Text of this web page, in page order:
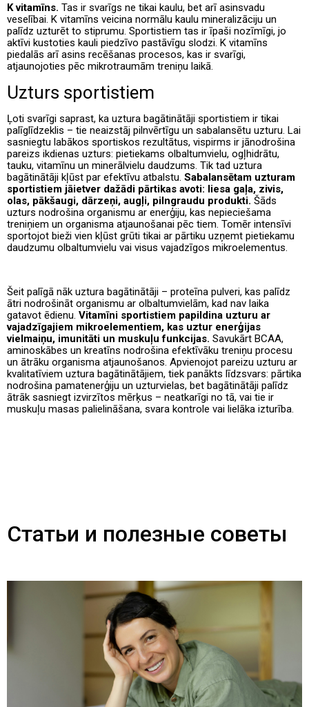
K vitamīns. Tas ir svarīgs ne tikai kaulu, bet arī asinsvadu
veselībai. K vitamīns veicina normālu kaulu mineralizāciju un
palīdz uzturēt to stiprumu. Sportistiem tas ir īpaši nozīmīgi, jo
aktīvi kustoties kauli piedzīvo pastāvīgu slodzi. K vitamīns
piedalās arī asins recēšanas procesos, kas ir svarīgi,
atjaunojoties pēc mikrotraumām treniņu laikā.
Uzturs sportistiem
Ļoti svarīgi saprast, ka uztura bagātinātāji sportistiem ir tikai
palīglīdzeklis – tie neaizstāj pilnvērtīgu un sabalansētu uzturu. Lai
sasniegtu labākos sportiskos rezultātus, vispirms ir jānodrošina
pareizs ikdienas uzturs: pietiekams olbaltumvielu, ogļhidrātu,
tauku, vitamīnu un minerālvielu daudzums. Tik tad uztura
bagātinātāji kļūst par efektīvu atbalstu. Sabalansētam uzturam
sportistiem jāietver dažādi pārtikas avoti: liesa gaļa, zivis,
olas, pākšaugi, dārzeņi, augļi, pilngraudu produkti. Šāds
uzturs nodrošina organismu ar enerģiju, kas nepieciešama
treniņiem un organisma atjaunošanai pēc tiem. Tomēr intensīvi
sportojot bieži vien kļūst grūti tikai ar pārtiku uzņemt pietiekamu
daudzumu olbaltumvielu vai visus vajadzīgos mikroelementus.
Šeit palīgā nāk uztura bagātinātāji – proteīna pulveri, kas palīdz
ātri nodrošināt organismu ar olbaltumvielām, kad nav laika
gatavot ēdienu. Vitamīni sportistiem papildina uzturu ar
vajadzīgajiem mikroelementiem, kas uztur enerģijas
vielmaiņu, imunitāti un muskuļu funkcijas. Savukārt BCAA,
aminoskābes un kreatīns nodrošina efektīvāku treniņu procesu
un ātrāku organisma atjaunošanos. Apvienojot pareizu uzturu ar
kvalitatīviem uztura bagātinātājiem, tiek panākts līdzsvars: pārtika
nodrošina pamatenerģiju un uzturvielas, bet bagātinātāji palīdz
ātrāk sasniegt izvirzītos mērķus – neatkarīgi no tā, vai tie ir
muskuļu masas palielināšana, svara kontrole vai lielāka izturība.
Статьи и полезные советы